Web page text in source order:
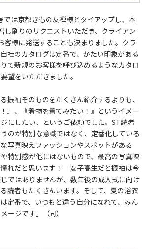
では京都きもの友禅様とタイアップし、本
し刷りのリクエストいただき、クライアン
客様に発送することも決まりました。クラ
社のカタログは定番で、かたい印象がある
て新規のお客様を呼び込めるようなカタロ
望をいただきました。
振袖そのものをたくさん紹介するよりも、
！』、『着物を着てみたい！』というイメー
にしたい、というご依頼でした。ST読者
のが特別な意識ではなく、定番化している
写真映えファッションやスポットがある
特別感が他にはないもので、最高の写真映
憧れだと思います！ 女子高生だと振袖は今
ではありませんが、数年後の成人式に向け
読者もたくさんいます。そして、夏の浴衣
定番で、いつもと違う自分になれて、みん
ージです」（同）